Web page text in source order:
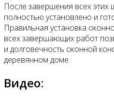
После завершения всех этих
полностью установлено и
Правильная установка
всех завершающих работ
и долговечность оконной
деревянном доме.
Видео: